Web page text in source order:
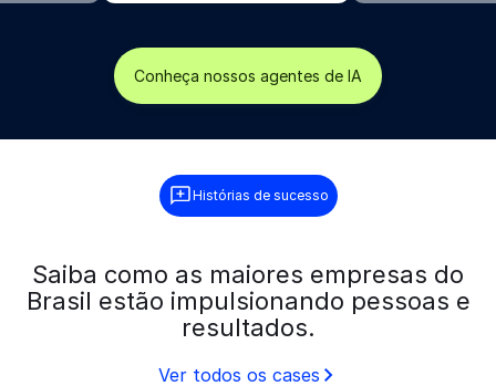
Conheça nossos agentes de IA
Histórias de sucesso
Saiba como as maiores empresas do
Brasil estão impulsionando pessoas e
resultados.
Ver todos os cases